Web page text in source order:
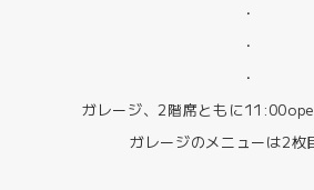
・
・
・
ガレージ、2階席ともに
ガレージのメニューは2枚